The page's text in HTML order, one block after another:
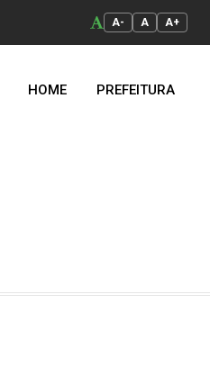
A- A A+
HOME PREFEITURA